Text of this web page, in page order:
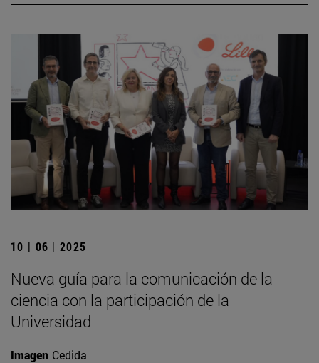
10 | 06 | 2025
Nueva guía para la comunicación de la
ciencia con la participación de la
Universidad
Imagen Cedida